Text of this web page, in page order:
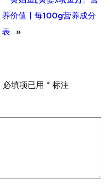
养价值 | 每100g营养成分
表
»
必填项已用 * 标注